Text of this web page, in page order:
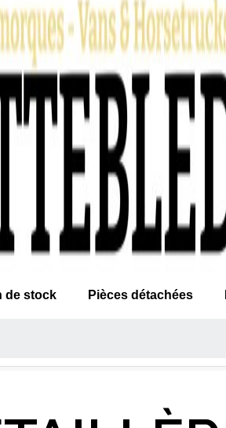
de stock Pièces détachées